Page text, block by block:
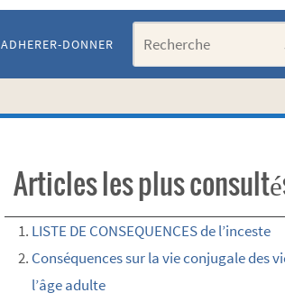
ADHERER-DONNER
Articles les plus
LISTE DE CONSEQUENCES de l’inceste
Conséquences sur la vie conjugale des
l’âge adulte